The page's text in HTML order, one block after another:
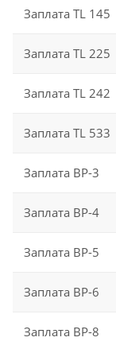
Заплата TL 145
Заплата TL 225
Заплата TL 242
Заплата TL 533
Заплата ВР-3
Заплата ВР-4
Заплата ВР-5
Заплата ВР-6
Заплата ВР-8